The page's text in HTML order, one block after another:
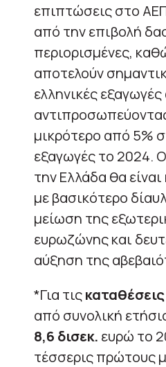
επιπτώσεις στο
από την επιβολή
περιορισμένες,
αποτελούν
ελληνικές
μικρότερο από 5%
εξαγωγές το 2024.
την Ελλάδα θα
με βασικότερο
μείωση της
ευρωζώνης και
αύξηση της
*Για τιςκαταθέσεις
από συνολική
8,6 δισεκ. ευρώ το
τέσσερις πρώτους